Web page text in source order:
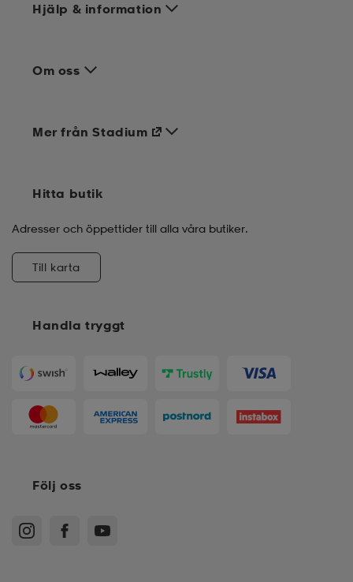
Hjälp & information
Om oss
Handla tryggt
Mer från Stadium
Hitta butik
Adresser och öppettider till alla våra butiker.
Till karta
Följ oss